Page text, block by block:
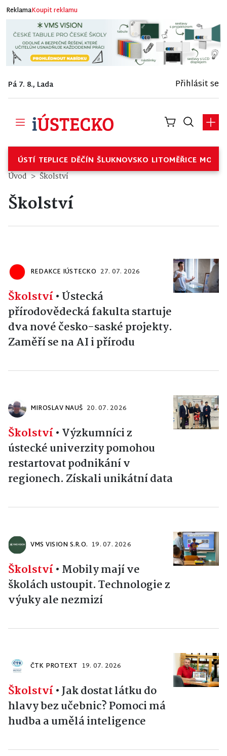
ReklamaKoupit reklamu
Pá 7. 8., Lada Přihlásit se
ÚSTÍ TEPLICE DĚČÍN ŠLUKNOVSKO LITOMĚŘICE
Úvod Školství
Školství
REDAKCE IÚSTECKO 27. 07. 2026
Školství• Ústecká
přírodovědecká fakulta startuje
dva nové česko-saské projekty.
Zaměří se na AI i přírodu
MIROSLAV NAUŠ 20. 07. 2026
Školství• Výzkumníci z
ústecké univerzity pomohou
restartovat podnikání v
regionech. Získali unikátní data
VMS VISION S.R.O. 19. 07. 2026
Školství• Mobily mají ve
školách ustoupit. Technologie z
výuky ale nezmizí
ČTK PROTEXT 19. 07. 2026
Školství•Jak dostat látku do
hlavy bez učebnic? Pomoci má
hudba a umělá inteligence